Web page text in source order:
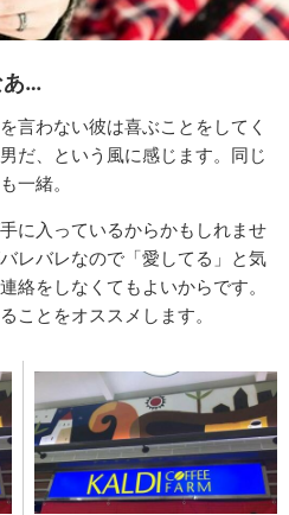
あ…
言わない彼は喜ぶことをしてく
だ、という風に感じます。同じ
一緒。
に入っているからかもしれませ
レバレなので「愛してる」と気
絡をしなくてもよいからです。
ことをオススメします。